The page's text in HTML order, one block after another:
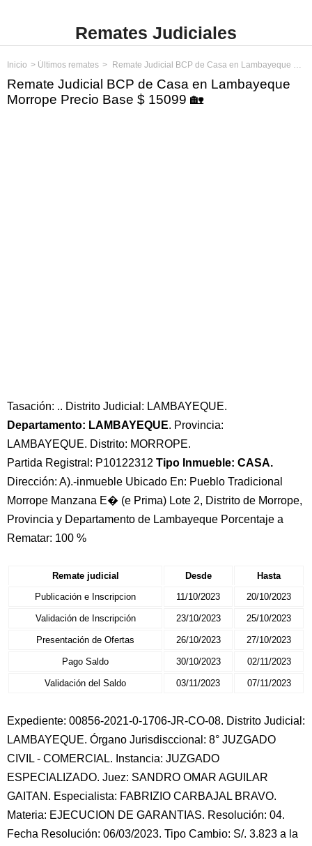
Remates Judiciales
Inicio Últimos remates Remate Judicial BCP de Casa en Lambayeque Morrope Precio Base $ 15099
Remate Judicial BCP de Casa en Lambayeque
Morrope Precio Base $ 15099 🏡
Tasación: .. Distrito Judicial: LAMBAYEQUE.
Departamento: LAMBAYEQUE. Provincia:
LAMBAYEQUE. Distrito: MORROPE.
Partida Registral: P10122312 Tipo Inmueble: CASA.
Dirección: A).-inmueble Ubicado En: Pueblo Tradicional
Morrope Manzana E� (e Prima) Lote 2, Distrito de Morrope,
Provincia y Departamento de Lambayeque Porcentaje a
Rematar: 100 %
Remate judicial Desde
Hasta
Publicación e Inscripcion
11/10/2023 20/10/2023
Validación de Inscripción 23/10/2023 25/10/2023
Presentación de Ofertas 26/10/2023 27/10/2023
Pago Saldo 30/10/2023 02/11/2023
Validación del Saldo 03/11/2023 07/11/2023
Expediente: 00856-2021-0-1706-JR-CO-08. Distrito Judicial:
LAMBAYEQUE. Órgano Jurisdisccional: 8° JUZGADO
CIVIL - COMERCIAL. Instancia: JUZGADO
ESPECIALIZADO. Juez: SANDRO OMAR AGUILAR
GAITAN. Especialista: FABRIZIO CARBAJAL BRAVO.
Materia: EJECUCION DE GARANTIAS. Resolución: 04.
Fecha Resolución: 06/03/2023. Tipo Cambio: S/. 3.823 a la